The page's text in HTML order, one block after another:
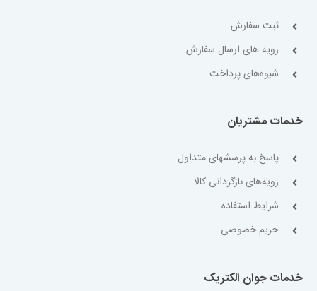
ثبت سفارش
رویه های ارسال سفارش
شیوه‌های پرداخت
خدمات مشتریان
پاسخ به پرسشهای متداول
رویه‌های بازگردانی کالا
شرایط استفاده
حریم خصوصی
خدمات جوان الکتریک